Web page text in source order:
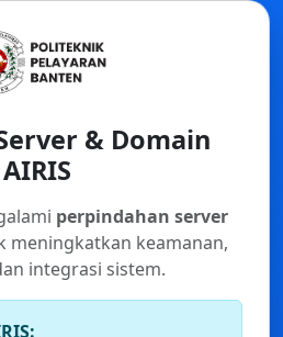
& Domain
AIRIS
perpindahan server
meningkatkan keamanan,
integrasi sistem.